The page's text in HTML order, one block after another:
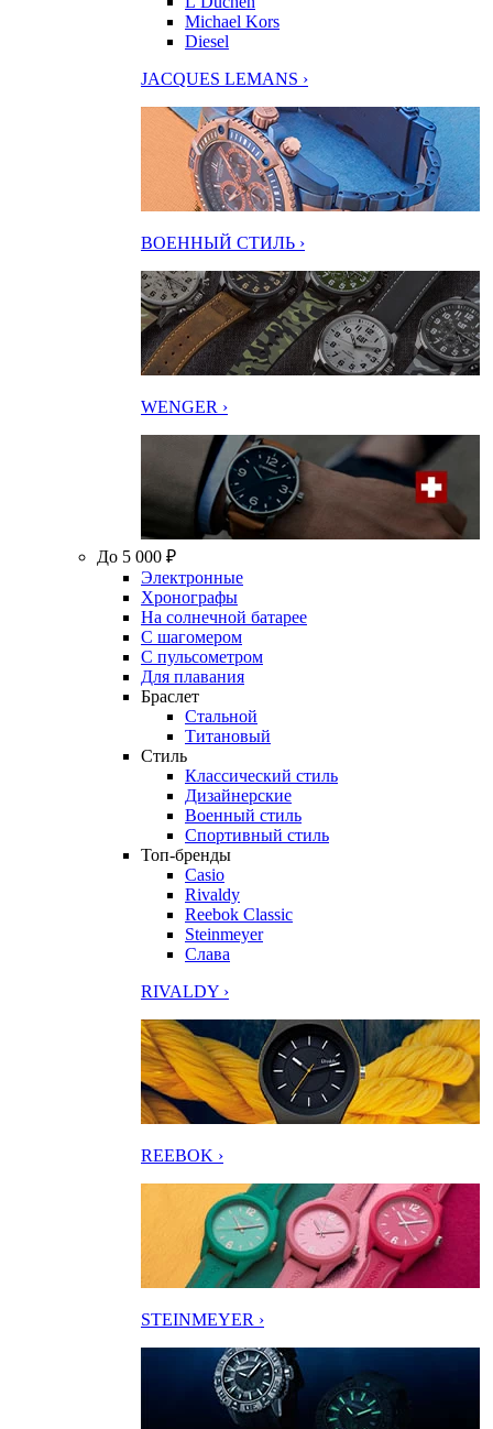
Michael Kors
Diesel
JACQUES LEMANS ›
ВОЕННЫЙ СТИЛЬ ›
WENGER ›
До 5 000 ₽
Электронные
Хронографы
На солнечной батарее
С шагомером
С пульсометром
Для плавания
Браслет
Стальной
Титановый
Стиль
Классический стиль
Дизайнерские
Военный стиль
Спортивный стиль
Топ-бренды
Casio
Rivaldy
Reebok Classic
Steinmeyer
Слава
RIVALDY ›
REEBOK ›
STEINMEYER ›